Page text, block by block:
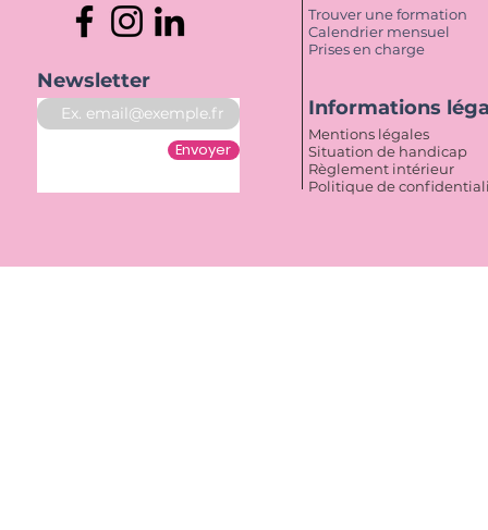
Newsletter
Envoyer
Trouver une formation
Calendrier mensuel
Prises en charge
Informations
Mentions légales
Situation de handicap
Règlement intérieur
Politique de